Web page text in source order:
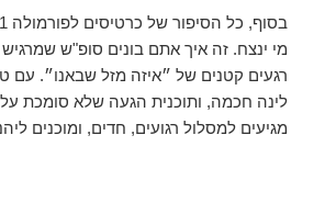
מי ינצח. זה איך אתם בונים סופ"ש
רגעים קטנים של ״איזה מזל שבאנו״. עם
לינה חכמה, ותוכנית הגעה שלא סומכת
מגיעים למסלול רגועים, חדים, ומוכנים